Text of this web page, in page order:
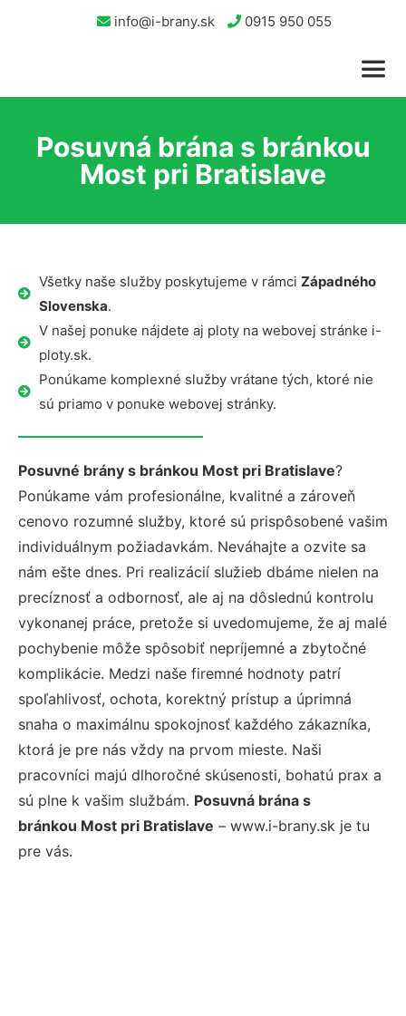
info@i-brany.sk 0915 950 055
Posuvná brána s bránkou
Most pri Bratislave
Všetky naše služby poskytujeme v rámci Západného
Slovenska.
V našej ponuke nájdete aj ploty na webovej stránke i-
ploty.sk.
Ponúkame komplexné služby vrátane tých, ktoré nie
sú priamo v ponuke webovej stránky.
Posuvné brány s bránkou Most pri Bratislave?
Ponúkame vám profesionálne, kvalitné a zároveň
cenovo rozumné služby, ktoré sú prispôsobené vašim
individuálnym požiadavkám. Neváhajte a ozvite sa
nám ešte dnes. Pri realizácií služieb dbáme nielen na
precíznosť a odbornosť, ale aj na dôslednú kontrolu
vykonanej práce, pretože si uvedomujeme, že aj malé
pochybenie môže spôsobiť nepríjemné a zbytočné
komplikácie. Medzi naše firemné hodnoty patrí
spoľahlivosť, ochota, korektný prístup a úprimná
snaha o maximálnu spokojnosť každého zákazníka,
ktorá je pre nás vždy na prvom mieste. Naši
pracovníci majú dlhoročné skúsenosti, bohatú prax a
sú plne k vašim službám. Posuvná brána s
bránkou Most pri Bratislave – www.i-brany.sk je tu
pre vás.